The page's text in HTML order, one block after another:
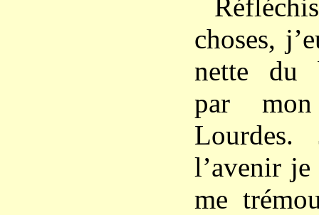
choses,
nette du
par
Lourdes.
l’avenir
me